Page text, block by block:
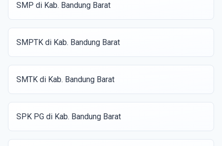
SMP di Kab. Bandung Barat
SMPTK di Kab. Bandung Barat
SMTK di Kab. Bandung Barat
SPK PG di Kab. Bandung Barat